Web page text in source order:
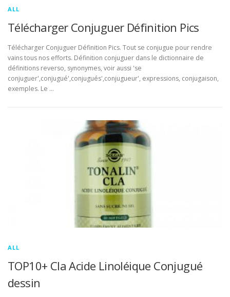
ALL
Télécharger Conjuguer Définition Pics
Télécharger Conjuguer Définition Pics. Tout se conjugue pour rendre
vains tous nos efforts. Définition conjuguer dans le dictionnaire de
définitions reverso, synonymes, voir aussi 'se
conjuguer',conjugué',conjugués',conjugueur', expressions, conjugaison,
exemples. Le …
ALL
TOP10+ Cla Acide Linoléique Conjugué
dessin